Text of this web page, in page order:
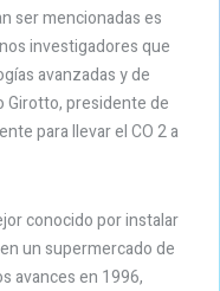
ser mencionadas es
investigadores que
avanzadas y de
Girotto, presidente de
para llevar el CO 2 a
conocido por instalar
un supermercado de
avances en 1996,